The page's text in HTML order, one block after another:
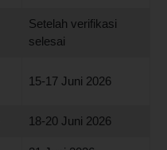
Setelah verifikasi
selesai
15-17 Juni 2026
18-20 Juni 2026